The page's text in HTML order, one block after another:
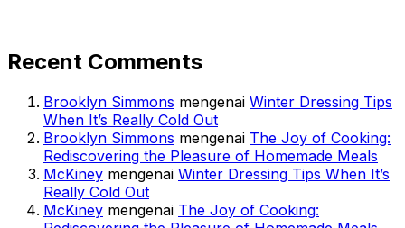
Recent Comments
Brooklyn Simmons mengenai Winter Dressing Tips
When It’s Really Cold Out
Brooklyn Simmons mengenai The Joy of Cooking:
Rediscovering the Pleasure of Homemade Meals
McKiney mengenai Winter Dressing Tips When It’s
Really Cold Out
McKiney mengenai The Joy of Cooking: